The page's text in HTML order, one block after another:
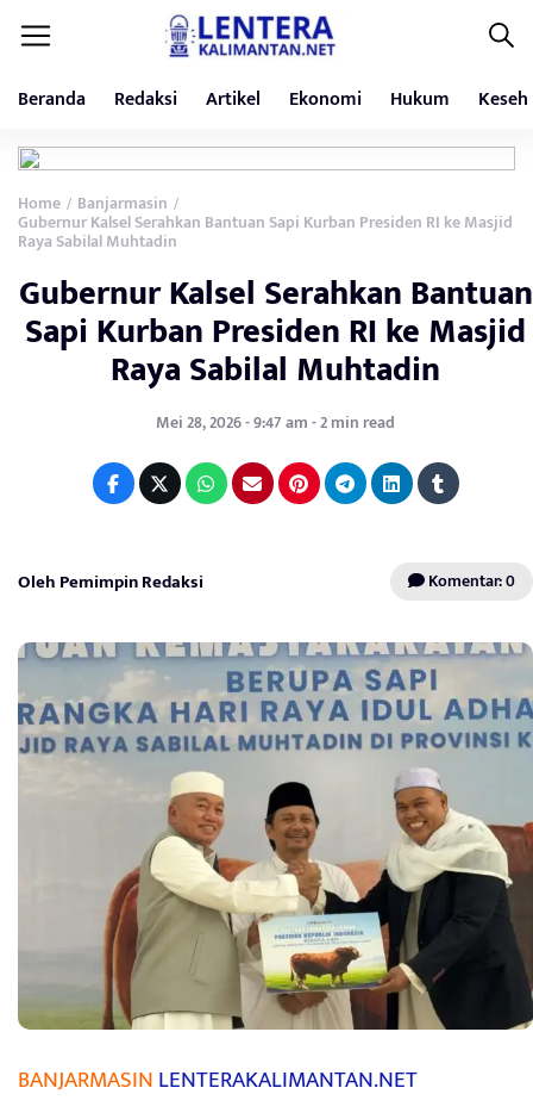
Beranda Redaksi Artikel Ekonomi Hukum
Home / Banjarmasin /
Gubernur Kalsel Serahkan Bantuan Sapi Kurban Presiden RI ke Masjid
Raya Sabilal Muhtadin
Gubernur Kalsel Serahkan Bantuan
Sapi Kurban Presiden RI ke Masjid
Raya Sabilal Muhtadin
Mei 28, 2026 - 9:47 am - 2 min read
Oleh Pemimpin Redaksi Komentar: 0
BANJARMASINLENTERAKALIMANTAN.NET